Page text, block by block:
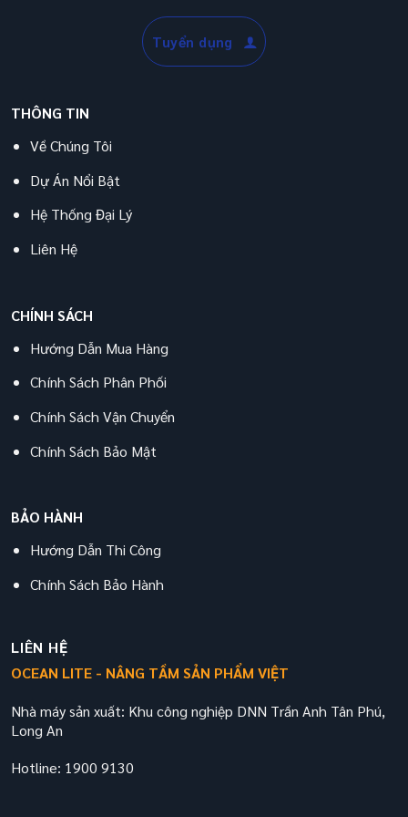
Tuyển dụng
THÔNG TIN
Về Chúng Tôi
Dự Án Nổi Bật
Hệ Thống Đại Lý
Liên Hệ
CHÍNH SÁCH
Hướng Dẫn Mua Hàng
Chính Sách Phân Phối
Chính Sách Vận Chuyển
Chính Sách Bảo Mật
BẢO HÀNH
Hướng Dẫn Thi Công
Chính Sách Bảo Hành
LIÊN HỆ
OCEAN LITE - NÂNG TẦM SẢN PHẨM VIỆT
Nhà máy sản xuất: Khu công nghiệp DNN Trần Anh Tân Phú,
Long An
Hotline: 1900 9130